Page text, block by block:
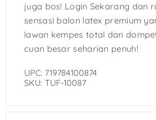
juga bos! Login Sekarang dan
sensasi balon latex premium
lawan kempes total dan
cuan besar seharian penuh!
UPC: 719784100874
SKU: TUF-10087